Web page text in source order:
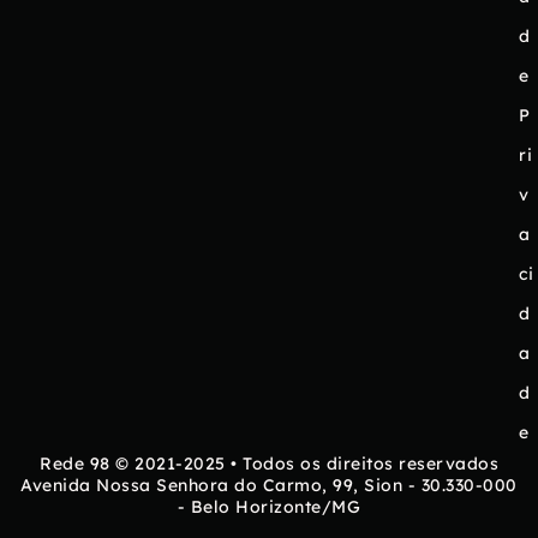
d
e
P
ri
v
a
ci
d
a
d
e
Rede 98 © 2021-2025 • Todos os direitos reservados
Avenida Nossa Senhora do Carmo, 99, Sion - 30.330-000
- Belo Horizonte/MG